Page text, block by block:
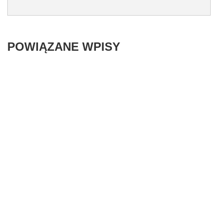
POWIĄZANE WPISY